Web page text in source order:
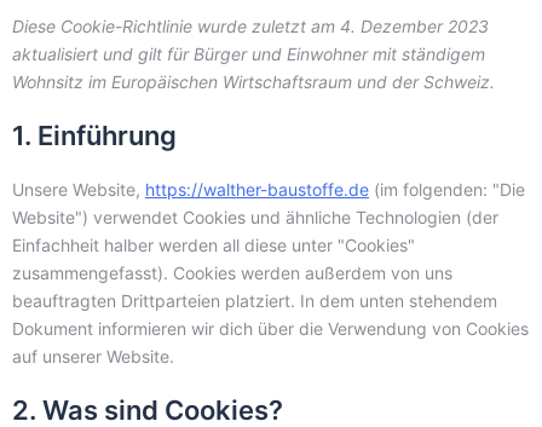
Diese Cookie-Richtlinie wurde zuletzt am 4. Dezember 2023
aktualisiert und gilt für Bürger und Einwohner mit ständigem
Wohnsitz im Europäischen Wirtschaftsraum und der Schweiz.
1. Einführung
Unsere Website, https://walther-baustoffe.de (im folgenden: "Die
Website") verwendet Cookies und ähnliche Technologien (der
Einfachheit halber werden all diese unter "Cookies"
zusammengefasst). Cookies werden außerdem von uns
beauftragten Drittparteien platziert. In dem unten stehendem
Dokument informieren wir dich über die Verwendung von Cookies
auf unserer Website.
2. Was sind Cookies?